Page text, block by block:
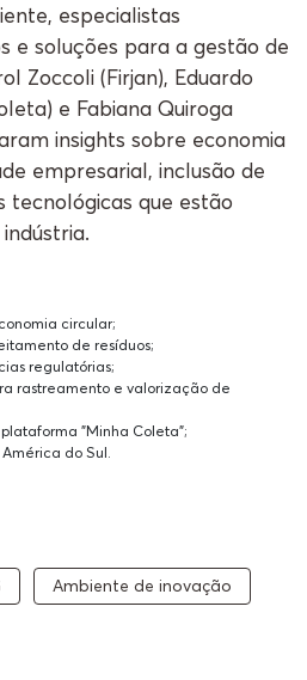
especialistas
e soluções para a gestão de
Zoccoli (Firjan), Eduardo
e Fabiana Quiroga
insights sobre economia
empresarial, inclusão de
tecnológicas que estão
circular;
de resíduos;
regulatórias;
rastreamento e valorização de
"Minha Coleta";
do Sul.
Ambiente de inovação